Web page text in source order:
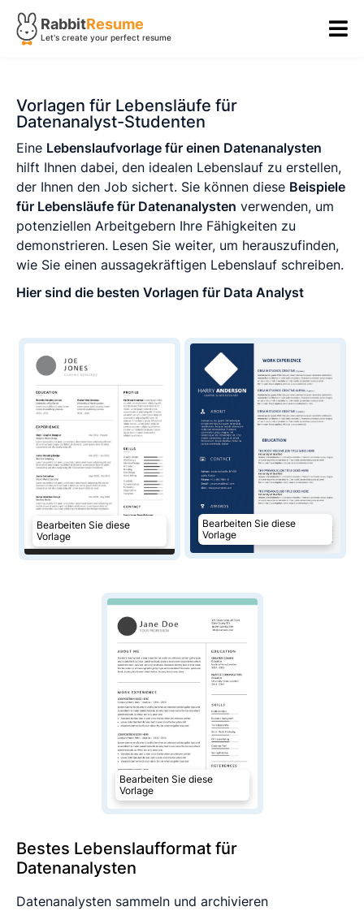
RabbitResume
Let's create your perfect resume
Vorlagen für Lebensläufe für
Datenanalyst-Studenten
Eine Lebenslaufvorlage für einen Datenanalysten
hilft Ihnen dabei, den idealen Lebenslauf zu erstellen,
der Ihnen den Job sichert. Sie können diese Beispiele
für Lebensläufe für Datenanalysten verwenden, um
potenziellen Arbeitgebern Ihre Fähigkeiten zu
demonstrieren. Lesen Sie weiter, um herauszufinden,
wie Sie einen aussagekräftigen Lebenslauf schreiben.
Hier sind die besten Vorlagen für Data Analyst
Bearbeiten Sie diese
Vorlage
Bearbeiten Sie diese
Vorlage
Bearbeiten Sie diese
Vorlage
Bestes Lebenslaufformat für
Datenanalysten
Datenanalysten sammeln und archivieren